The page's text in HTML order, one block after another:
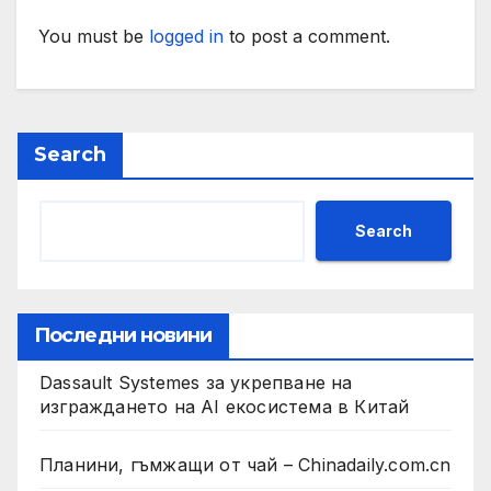
You must be logged in to post a comment.
Search
Search
Последни новини
Dassault Systemes за укрепване на
изграждането на AI екосистема в Китай
Планини, гъмжащи от чай – Chinadaily.com.cn